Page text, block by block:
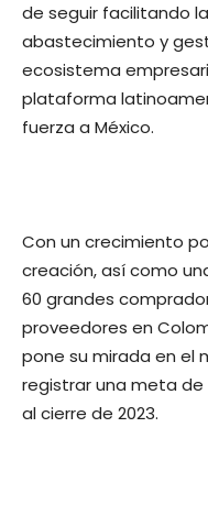
de seguir facilitando
abastecimiento y
ecosistema
plataforma
fuerza a México.
Con un crecimiento
creación, así como
60 grandes
proveedores en
pone su mirada en el
registrar una meta de
al cierre de 2023.